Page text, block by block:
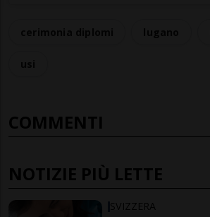
COMMENTI
NOTIZIE PIÙ LETTE
SVIZZERA